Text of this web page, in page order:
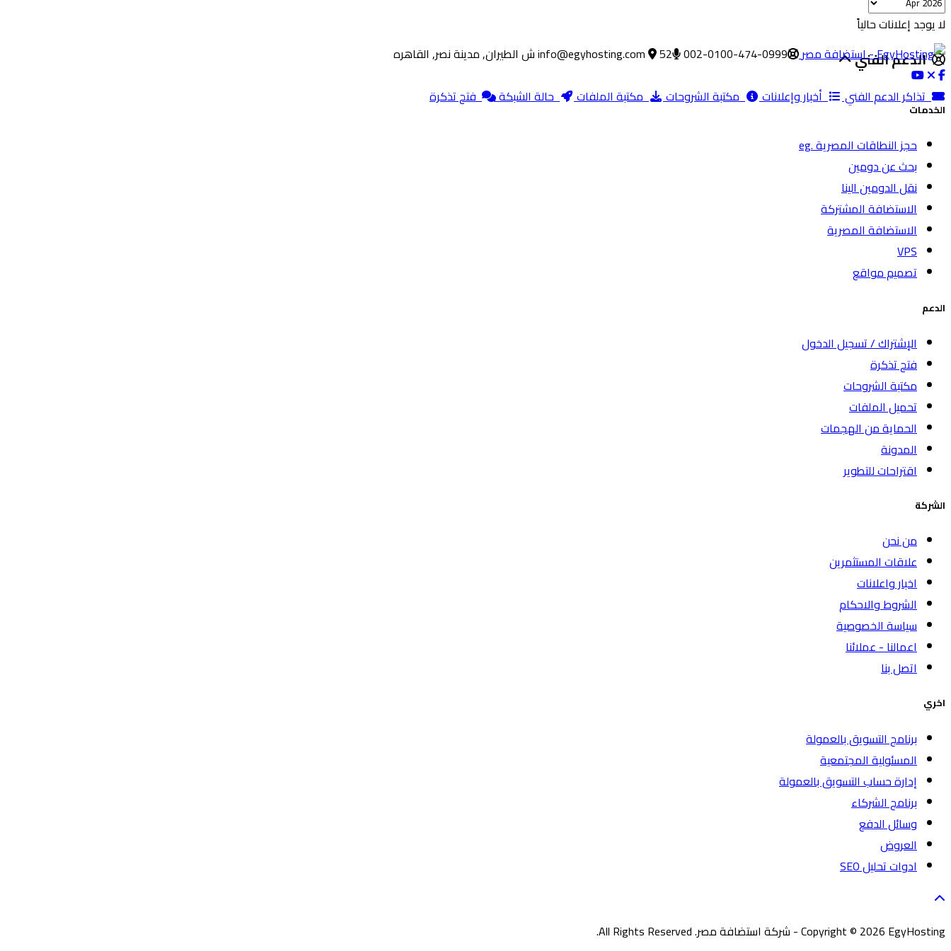
لا يوجد إعلانات حالياً
الدعم الفني
تذاكر الدعم الفني أخبار وإعلانات مكتبة الشروحات مكتبة الملفات حالة الشبكة فتح تذكرة
002-0100-474-0999
info@egyhosting.com 52 ش الطيران, مدينة نصر, القاهره
الخدمات
حجز النطاقات المصرية .eg
بحث عن دومين
نقل الدومين الينا
الاستضافة المشتركة
الاستضافة المصرية
VPS
تصميم مواقع
الدعم
الإشتراك / تسجيل الدخول
فتح تذكرة
مكتبة الشروحات
تحميل الملفات
الحماية من الهجمات
المدونة
اقتراحات للتطوير
الشركة
من نحن
علاقات المستثمرين
اخبار واعلانات
الشروط والاحكام
سياسة الخصوصية
اعمالنا - عملائنا
اتصل بنا
اخري
برنامج التسويق بالعمولة
المسئولية المجتمعية
إدارة حساب التسويق بالعمولة
برنامج الشركاء
وسائل الدفع
العروض
ادوات تحليل SEO
Copyright © 2026 EgyHosting - شركة استضافة مصر. All Rights Reserved.